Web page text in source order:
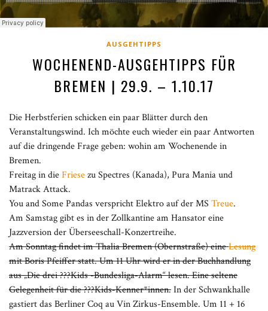
AUSGEHTIPPS
WOCHENEND-AUSGEHTIPPS FÜR
BREMEN | 29.9. – 1.10.17
Die Herbstferien schicken ein paar Blätter durch den
Veranstaltungswind. Ich möchte euch wieder ein paar Antworten
auf die dringende Frage geben: wohin am Wochenende in
Bremen.
Freitag in dieFriesezu Spectres (Kanada), Pura Mania und
Matrack Attack.
You and Some Pandas verspricht Elektro auf der MS Treue.
Am Samstag gibt es in der Zollkantine am Hansator eine
Jazzversion der Überseeschall-Konzertreihe.
Am Sonntag findet im Thalia Bremen (Obernstraße) eineLesung
mit Boris Pfeiffer statt. Um 11 Uhr wird er in der Buchhandlung
aus „Die drei ???Kids -Bundesliga-Alarm“ lesen. Eine seltene
Gelegenheit für die ???Kids-Kenner*innen.In der Schwankhalle
gastiert das Berliner Coq au Vin Zirkus-Ensemble. Um 11 + 16